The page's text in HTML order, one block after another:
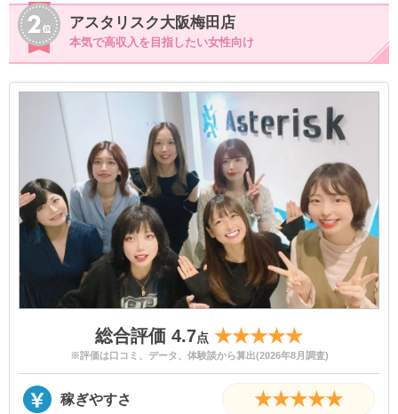
アスタリスク大阪梅田店
本気で高収入を目指したい女性向け
総合評価 4.7点 ★★★★★
※評価は口コミ、データ、体験談から算出(2026年8月調査)
稼ぎやすさ ★★★★★